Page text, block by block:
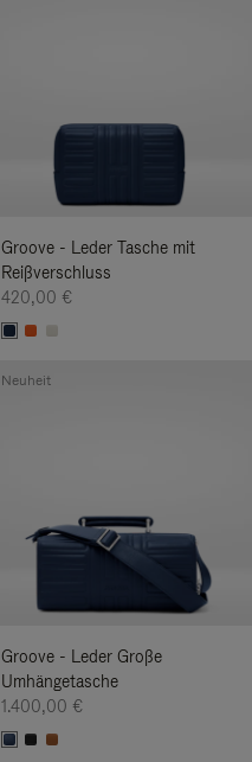
Groove - Leder Tasche mit
Reißverschluss
420,00 €
Groove - Leder Große
Umhängetasche
1.400,00 €
Neuheit